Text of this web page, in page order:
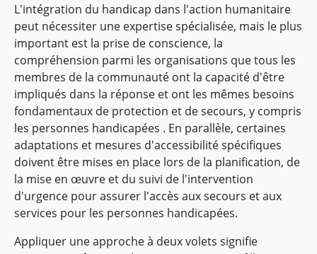
L'intégration du handicap dans l'action humanitaire
peut nécessiter une expertise spécialisée, mais le plus
important est la prise de conscience, la
compréhension parmi les organisations que tous les
membres de la communauté ont la capacité d'être
impliqués dans la réponse et ont les mêmes besoins
fondamentaux de protection et de secours, y compris
les personnes handicapées . En parallèle, certaines
adaptations et mesures d'accessibilité spécifiques
doivent être mises en place lors de la planification, de
la mise en œuvre et du suivi de l'intervention
d'urgence pour assurer l'accès aux secours et aux
services pour les personnes handicapées.
Appliquer une approche à deux volets signifie